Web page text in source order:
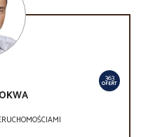
363
OFERT